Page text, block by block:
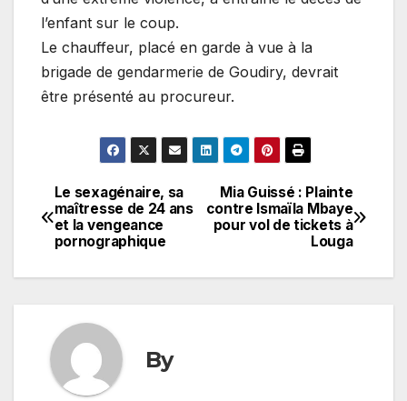
l’enfant sur le coup.
Le chauffeur, placé en garde à vue à la
brigade de gendarmerie de Goudiry, devrait
être présenté au procureur.
Navigation
de
l’article
Mia Guissé : Plainte
contre Ismaïla Mbaye
pour vol de tickets à
Louga
Le sexagénaire, sa
maîtresse de 24 ans
et la vengeance
pornographique
By